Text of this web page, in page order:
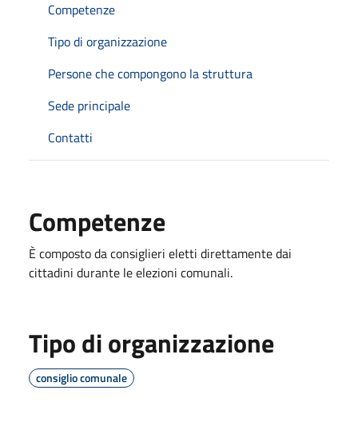
Competenze
Tipo di organizzazione
Persone che compongono la struttura
Sede principale
Contatti
Competenze
È composto da consiglieri eletti direttamente dai
cittadini durante le elezioni comunali.
Tipo di organizzazione
consiglio comunale